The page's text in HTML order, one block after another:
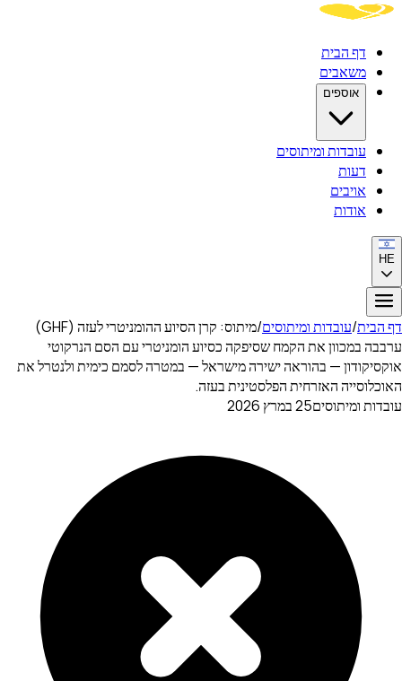
דף הבית
משאבים
אוספים
עובדות ומיתוסים
דעות
אויבים
אודות
HE
דף הבית/עובדות ומיתוסים/
מיתוס: קרן הסיוע ההומניטרי לעזה (GHF)
ערבבה במכוון את הקמח שסיפקה כסיוע הומניטרי עם הסם הנרקוטי
אוקסיקודון — בהוראה ישירה מישראל — במטרה לסמם כימית ולנטרל את
האוכלוסייה האזרחית הפלסטינית בעזה.
עובדות ומיתוסים25 במרץ 2026